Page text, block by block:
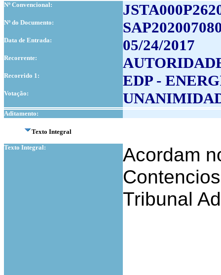
Nº Convencional:
Nº do Documento:
Data de Entrada: 05/24/2017
Recorrente:
Recorrido 1: EDP -
Votação:
Aditamento:
Texto Integral
Texto Integral:
Acordam
Tribunal